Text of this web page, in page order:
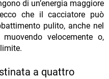
di un’energia maggiore
che il cacciatore può
pulito, anche nel
velocemente o,
a quattro